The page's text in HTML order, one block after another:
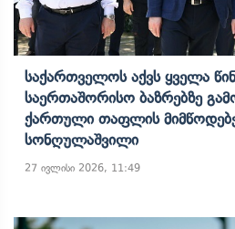
Საქართველოს Აქვს Ყველა
Საერთაშორისო Ბაზრებზე
Ქართული Თაფლის
Სონღულაშვილი
27 ივლისი 2026, 11:49